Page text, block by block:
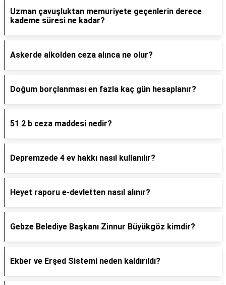
Uzman çavuşluktan memuriyete geçenlerin derece
kademe süresi ne kadar?
Askerde alkolden ceza alınca ne olur?
Doğum borçlanması en fazla kaç gün hesaplanır?
51 2 b ceza maddesi nedir?
Depremzede 4 ev hakkı nasıl kullanılır?
Heyet raporu e-devletten nasıl alınır?
Gebze Belediye Başkanı Zinnur Büyükgöz kimdir?
Ekber ve Erşed Sistemi neden kaldırıldı?